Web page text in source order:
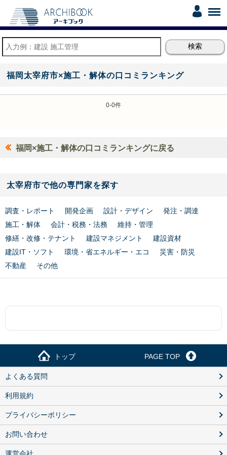
福岡太宰府市×施工・解体の口コミランキング
0-0件
福岡×施工・解体の口コミランキングに戻る
太宰府市で他の専門家を探す
調査・レポート 開発企画 設計・デザイン
発注・調達
施工・解体
会計・税務・法務
維持・管理
修繕・改修・テナント
建設マネジメント
建設資材
建設IT・ソフト
環境・省エネルギー・エコ
災害・防災
不動産
その他
トップ PAGE TOP
よくある質問
利用規約
プライバシーポリシー
お問い合わせ
運営会社